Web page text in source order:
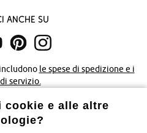
anche su
le spese di spedizione e i
servizio.
Accessibilità
cookie e alle altre